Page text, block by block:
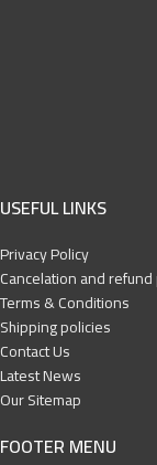
USEFUL LINKS
Privacy Policy
Cancelation and
Terms & Conditions
Shipping policies
Contact Us
Latest News
Our Sitemap
FOOTER MENU